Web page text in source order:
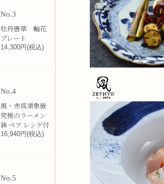
No.3
牡丹唐草 輪花
プレート
14,300円(税込)
No.4
黒・赤呉須象嵌
究極のラーメン
鉢 ペア レンゲ付
16,940円(税込)
No.5